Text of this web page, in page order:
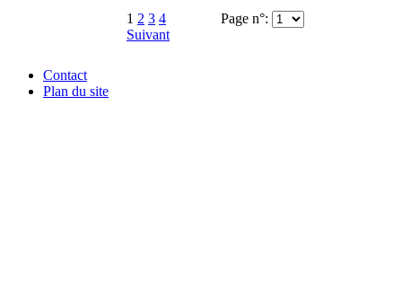
Page n°:
1 2 3 4
Suivant
Contact
Plan du site